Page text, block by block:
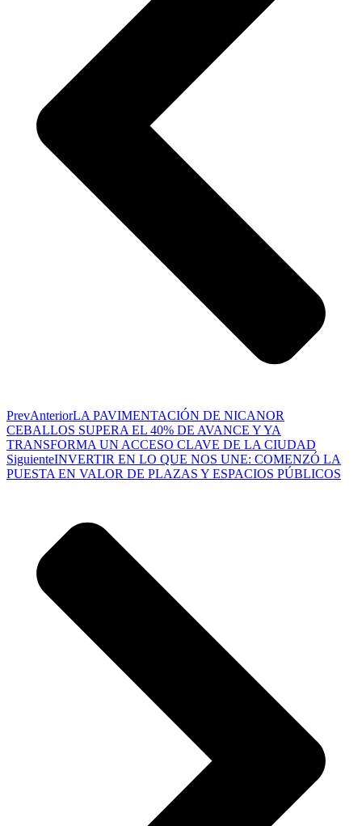
PrevAnteriorLA PAVIMENTACIÓN DE NICANOR
CEBALLOS SUPERA EL 40% DE AVANCE Y YA
TRANSFORMA UN ACCESO CLAVE DE LA CIUDAD
SiguienteINVERTIR EN LO QUE NOS UNE: COMENZÓ LA
PUESTA EN VALOR DE PLAZAS Y ESPACIOS PÚBLICOS